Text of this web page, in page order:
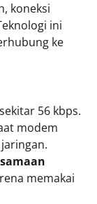
koneksi
ini
ke
56 kbps.
modem
memakai